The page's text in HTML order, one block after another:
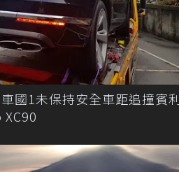
國1未保持安全車距追撞賓